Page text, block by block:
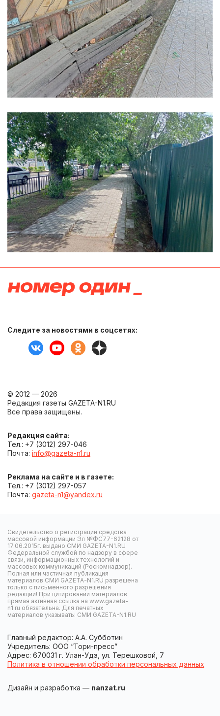
Следите за новостями в соцсетях:
© 2012 — 2026
Редакция газеты GAZETA-N1.RU
Все права защищены.
Редакция сайта:
Тел.: +7 (3012) 297-046
Почта: info@gazeta-n1.ru
Реклама на сайте и в газете:
Тел.: +7 (3012) 297-057
Почта: gazeta-n1@yandex.ru
Свидетельство о регистрации средства
массовой информации Эл №ФС77-62128 от
17.06.2015г. выдано СМИ GAZETA-N1.RU
Федеральной службой по надзору в сфере
связи, информационных технологий и
массовых коммуникаций (Роскомнадзор).
Полная или частичная публикация
материалов СМИ GAZETA-N1.RU разрешена
только с письменного разрешения
редакции! При цитировании материалов
прямая активная ссылка на www.gazeta-
n1.ru обязательна. Для печатных
материалов указывать: СМИ GAZETA-N1.RU
Главный редактор: А.А. Субботин
Учредитель: ООО “Тори-пресс”
Адрес: 670031 г. Улан-Удэ, ул. Терешковой, 7
Политика в отношении обработки персональных данных
Дизайн и разработка — nanzat.ru